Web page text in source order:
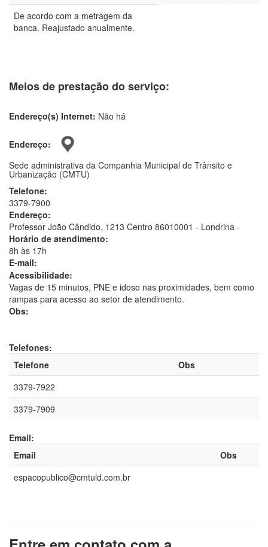
De acordo com a metragem da
banca. Reajustado anualmente.
Meios de prestação do serviço:
Endereço(s) Internet: Não há
Endereço:
Sede administrativa da Companhia Municipal de Trânsito e
Urbanização (CMTU)
Telefone:
3379-7900
Endereço:
Professor João Cândido, 1213 Centro 86010001 - Londrina -
Horário de atendimento:
8h às 17h
E-mail:
Acessibilidade:
Vagas de 15 minutos, PNE e idoso nas proximidades, bem como
rampas para acesso ao setor de atendimento.
Obs:
Telefones:
Telefone
Obs
3379-7922
3379-7909
Email:
Email
Obs
espacopublico@cmtuld.com.br